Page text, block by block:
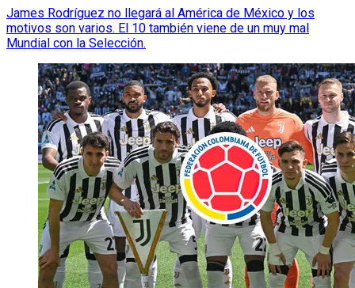
James Rodríguez no llegará al América de México y los
motivos son varios. El 10 también viene de un muy mal
Mundial con la Selección.